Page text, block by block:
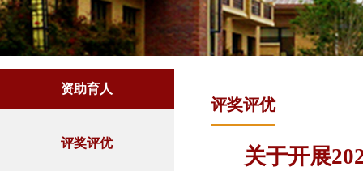
资助育人
评奖评优
评奖评优
关于开展